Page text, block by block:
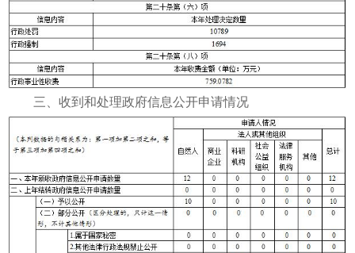
三、收到和处理政府信息公开申请情况